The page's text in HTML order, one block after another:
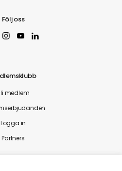
Följ oss
medlem
Logga in
Partners